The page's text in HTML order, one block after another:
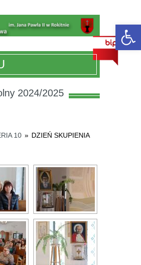
2024/2025
10 » DZIEŃ SKUPIENIA